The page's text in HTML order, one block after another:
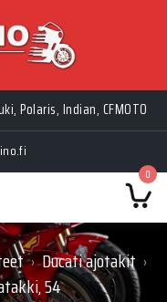
Ma-Pe 9-17
Polaris, Indian, CFMOTO
0
› Ducati ajotakit ›
54